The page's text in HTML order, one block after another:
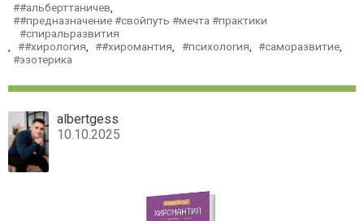
#альберттаничев
#предназначение #свойпуть #мечта #практики
#спиральразвития
#хирология #хиромантия психология саморазвитие
эзотерика
albertgess
10.10.2025